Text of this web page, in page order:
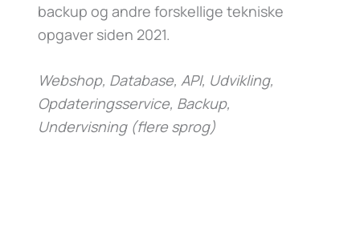
backup og andre forskellige tekniske
opgaver siden 2021.
Webshop, Database, API, Udvikling,
Opdateringsservice, Backup,
Undervisning (flere sprog)